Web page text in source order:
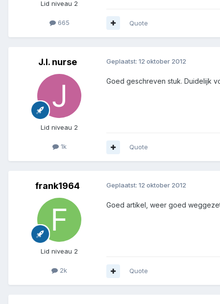
Lid niveau 2
665 Quote
J.I. nurse
Lid niveau 2
1k
Geplaatst: 12 oktober 2012
Goed geschreven stuk. Duidelijk
Quote
frank1964
Lid niveau 2
2k
Geplaatst: 12 oktober 2012
Goed artikel, weer goed
Quote